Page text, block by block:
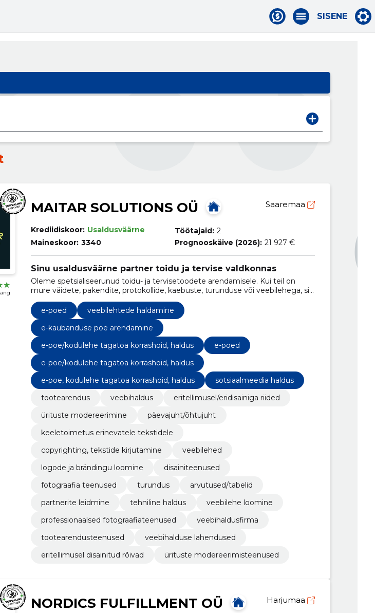
SISENE
MAITAR SOLUTIONS OÜ Saaremaa
Krediidiskoor: Usaldusväärne
Maineskoor: 3340
Töötajaid: 2
Prognooskäive (2026): 21 927 €
Sinu usaldusväärne partner toidu ja tervise valdkonnas
Oleme spetsialiseerunud toidu- ja tervisetoodete arendamisele. Kui teil on
mure väidete, pakendite, protokollide, kaebuste, turunduse või veebilehega, siis
võta meiega ühendust! Meie kogenud meeskond pakub mitmekülgset
nõustamist ja praktilisi lahendusi, tootearendusest veebihalduseni.
e-poed
veebilehtede haldamine
e-kaubanduse poe arendamine
e-poe/kodulehe tagatoa korrashoid, haldus
e-poed
e-poe/kodulehe tagatoa korrashoid, haldus
e-poe, kodulehe tagatoa korrashoid, haldus
sotsiaalmeedia haldus
tootearendus
veebihaldus
eritellimusel/eridisainiga riided
ürituste modereerimine
päevajuht/õhtujuht
keeletoimetus erinevatele tekstidele
copyrighting, tekstide kirjutamine
veebilehed
logode ja brändingu loomine
disainiteenused
fotograafia teenused
turundus
arvutused/tabelid
partnerite leidmine
tehniline haldus
veebilehe loomine
professionaalsed fotograafiateenused
veebihaldusfirma
tootearendusteenused
veebihalduse lahendused
eritellimusel disainitud rõivad
ürituste modereerimisteenused
NORDICS FULFILLMENT OÜ Harjumaa